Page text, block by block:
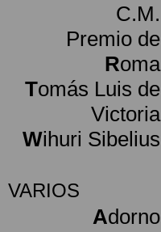
C.M.
Premio de
Roma
Tomás Luis de
Victoria
Wihuri Sibelius
VARIOS
Adorno